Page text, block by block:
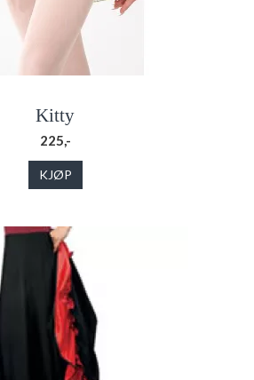
Kitty
225,-
KJØP